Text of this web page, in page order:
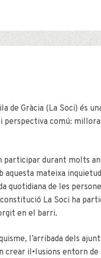
de Gràcia (La Soci)
perspectiva comú:
durant molts
aquesta mateixa
quotidiana de les
La Soci ha
en el barri.
l’arribada dels
crear il•lusions entorn